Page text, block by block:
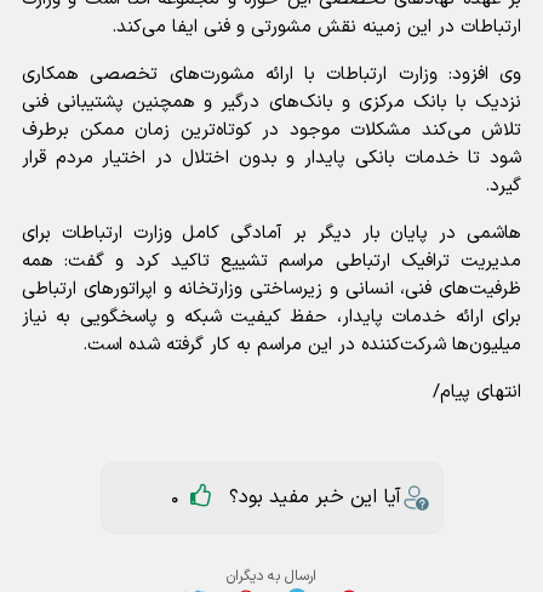
ارتباطات در این زمینه نقش مشورتی و فنی ایفا می‌کند.
وی افزود: وزارت ارتباطات با ارائه مشورت‌های تخصصی همکاری
نزدیک با بانک مرکزی و بانک‌های درگیر و همچنین پشتیبانی فنی
تلاش می‌کند مشکلات موجود در کوتاه‌ترین زمان ممکن برطرف
شود تا خدمات بانکی پایدار و بدون اختلال در اختیار مردم قرار
گیرد.
هاشمی در پایان بار دیگر بر آمادگی کامل وزارت ارتباطات برای
مدیریت ترافیک ارتباطی مراسم تشییع تاکید کرد و گفت: همه
ظرفیت‌های فنی، انسانی و زیرساختی وزارتخانه و اپراتور‌های ارتباطی
برای ارائه خدمات پایدار، حفظ کیفیت شبکه و پاسخگویی به نیاز
میلیون‌ها شرکت‌کننده در این مراسم به کار گرفته شده است.
انتهای پیام/
آیا این خبر مفید بود؟ 0
ارسال به دیگران